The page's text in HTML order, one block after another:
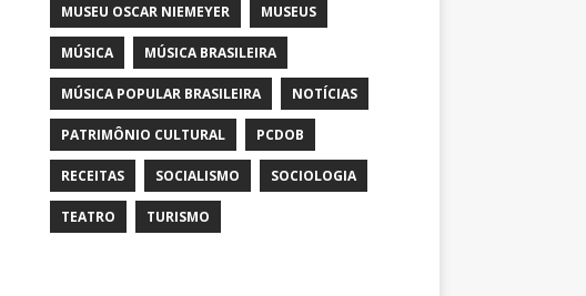
MUSEU OSCAR NIEMEYER MUSEUS
MÚSICA MÚSICA BRASILEIRA
MÚSICA POPULAR BRASILEIRA NOTÍCIAS
PATRIMÔNIO CULTURAL PCDOB
RECEITAS SOCIALISMO SOCIOLOGIA
TEATRO TURISMO